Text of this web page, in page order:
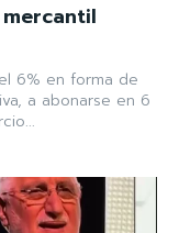
6% en forma de
a abonarse en 6